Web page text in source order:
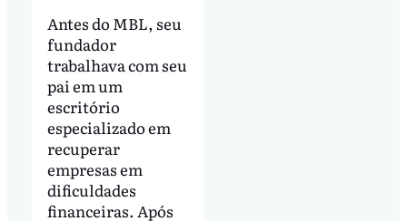
Antes do MBL, seu
fundador
trabalhava com seu
pai em um
escritório
especializado em
recuperar
empresas em
dificuldades
financeiras. Após